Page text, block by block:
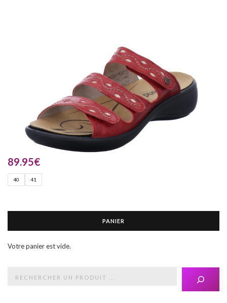
89.95€
40 41
PANIER
Votre panier est vide.